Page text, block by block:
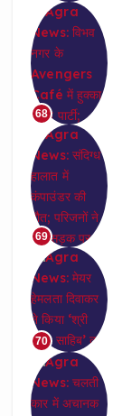
68
69
70